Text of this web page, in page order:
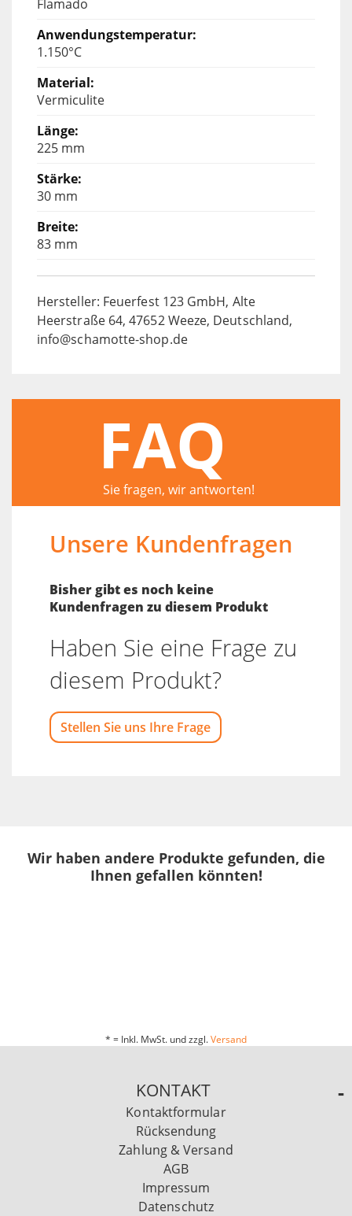
Flamado
1.150°C
Vermiculite
225 mm
30 mm
83 mm
Hersteller: Feuerfest 123 GmbH, Alte
Heerstraße 64, 47652 Weeze, Deutschland,
info@schamotte-shop.de
FAQ
Sie fragen, wir antworten!
Unsere Kundenfragen
Bisher gibt es noch keine
Kundenfragen zu diesem Produkt
Haben Sie eine Frage zu
diesem Produkt?
Stellen Sie uns Ihre Frage
Wir haben andere Produkte gefunden, die
Ihnen gefallen könnten!
* = Inkl. MwSt. und zzgl.Versand
KONTAKT
Kontaktformular
Rücksendung
Zahlung & Versand
AGB
Impressum
Datenschutz